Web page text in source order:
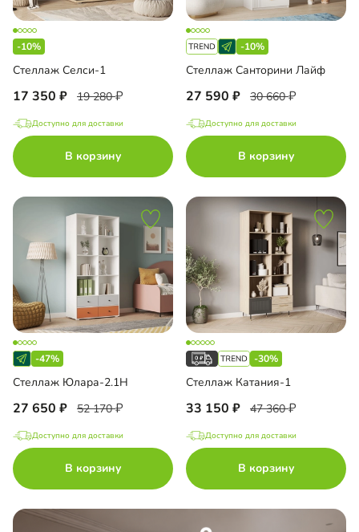
-10%
Стеллаж Селси-1
17 350 19 280
Доступно для доставки
В корзину
-10%
Стеллаж Санторини Лайф
27 590 30 660
Доступно для доставки
В корзину
-47%
Стеллаж Юлара-2.1Н
27 650 52 170
Доступно для доставки
В корзину
-30%
Стеллаж Катания-1
33 150 47 360
Доступно для доставки
В корзину